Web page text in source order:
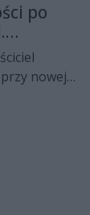
po
nowej